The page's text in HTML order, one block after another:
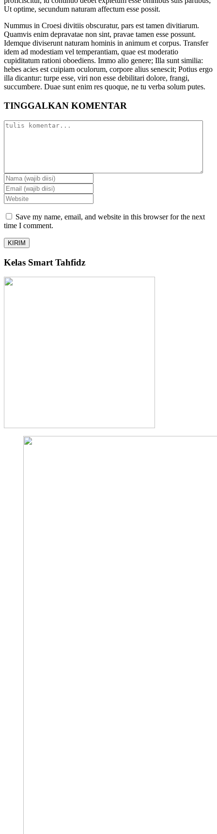
Ut optime, secundum naturam affectum esse possit.
Nummus in Croesi divitiis obscuratur, pars est tamen divitiarum.
Quamvis enim depravatae non sint, pravae tamen esse possunt.
Idemque diviserunt naturam hominis in animum et corpus. Transfer
idem ad modestiam vel temperantiam, quae est moderatio
cupiditatum rationi oboediens. Immo alio genere; Illa sunt similia:
hebes acies est cuipiam oculorum, corpore alius senescit; Potius ergo
illa dicantur: turpe esse, viri non esse debilitari dolore, frangi,
succumbere. Duae sunt enim res quoque, ne tu verba solum putes.
TINGGALKAN KOMENTAR
Save my name, email, and website in this browser for the next
time I comment.
Kelas Smart Tahfidz